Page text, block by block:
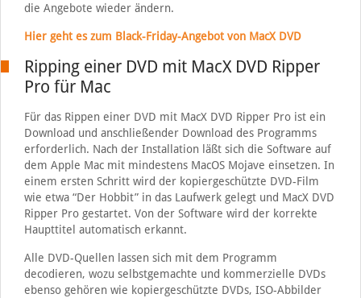
die Angebote wieder ändern.
Hier geht es zum Black-Friday-Angebot von MacX DVD
Ripping einer DVD mit MacX DVD Ripper
Pro für Mac
Für das Rippen einer DVD mit MacX DVD Ripper Pro ist ein
Download und anschließender Download des Programms
erforderlich. Nach der Installation läßt sich die Software auf
dem Apple Mac mit mindestens MacOS Mojave einsetzen. In
einem ersten Schritt wird der kopiergeschützte DVD-Film
wie etwa “Der Hobbit” in das Laufwerk gelegt und MacX DVD
Ripper Pro gestartet. Von der Software wird der korrekte
Haupttitel automatisch erkannt.
Alle DVD-Quellen lassen sich mit dem Programm
decodieren, wozu selbstgemachte und kommerzielle DVDs
ebenso gehören wie kopiergeschützte DVDs, ISO-Abbilder